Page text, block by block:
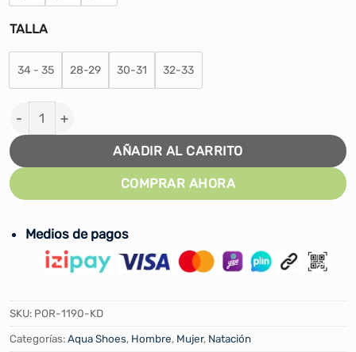
TALLA
34 - 35 28-29 30-31 32-33
AQUA SHOES PORTO KIDS #POR-1190 cantidad
AÑADIR AL CARRITO
COMPRAR AHORA
Medios de pagos
SKU: POR-1190-KD
Categorías:Aqua Shoes, Hombre, Mujer, Natación